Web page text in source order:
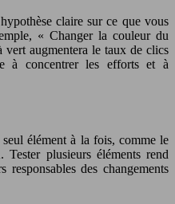
claire sur ce que vous
« Changer la couleur du
vert augmentera le taux de clics
à concentrer les efforts et à
élément à la fois, comme le
plusieurs éléments rend
des changements